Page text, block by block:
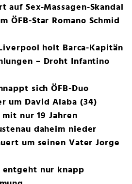
auf Sex-Massagen-Skandal
ÖFB-Star Romano Schmid
holt Barca-Kapitän
– Droht Infantino
sich ÖFB-Duo
um David Alaba (34)
nur 19 Jahren
daheim nieder
um seinen Vater Jorge
entgeht nur knapp